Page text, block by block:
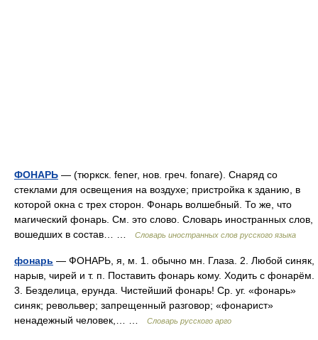
ФОНАРЬ — (тюркск. fener, нов. греч. fonare). Снаряд со
стеклами для освещения на воздухе; пристройка к зданию, в
которой окна с трех сторон. Фонарь волшебный. То же, что
магический фонарь. См. это слово. Словарь иностранных слов,
вошедших в состав… …
Словарь иностранных слов русского языка
фонарь — ФОНАРЬ, я, м. 1. обычно мн. Глаза. 2. Любой синяк,
нарыв, чирей и т. п. Поставить фонарь кому. Ходить с фонарём.
3. Безделица, ерунда. Чистейший фонарь! Ср. уг. «фонарь»
синяк; револьвер; запрещенный разговор; «фонарист»
ненадежный человек,… …
Словарь русского арго